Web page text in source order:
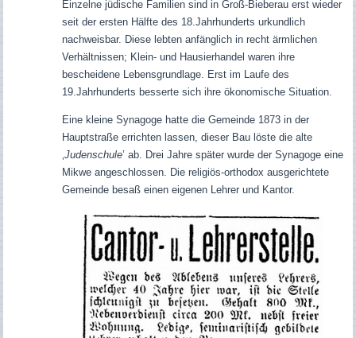
Einzelne jüdische Familien sind in Groß-Bieberau erst wieder
seit der ersten Hälfte des 18.Jahrhunderts urkundlich
nachweisbar. Diese lebten anfänglich in recht ärmlichen
Verhältnissen; Klein- und Hausierhandel waren ihre
bescheidene Lebensgrundlage. Erst im Laufe des
19.Jahrhunderts besserte sich ihre ökonomische Situation.
Eine kleine Synagoge hatte die Gemeinde 1873 in der
Hauptstraße errichten lassen, dieser Bau löste die alte
‚Judenschule’ ab. Drei Jahre später wurde der Synagoge eine
Mikwe angeschlossen. Die religiös-orthodox ausgerichtete
Gemeinde besaß einen eigenen Lehrer und Kantor.